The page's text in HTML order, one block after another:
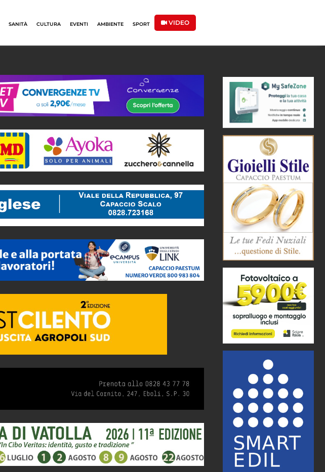
SANITÀ CULTURA EVENTI AMBIENTE SPORT VIDEO